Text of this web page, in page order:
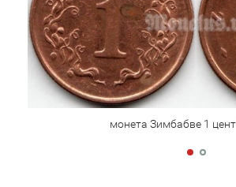
монета Зимбабве 1